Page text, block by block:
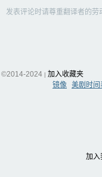
加入
发表评论时请尊重翻译者的劳
©2014-2024 | 加入收藏夹
镜像 美剧时间